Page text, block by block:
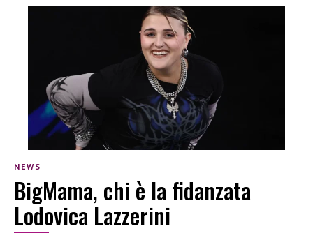
NEWS
BigMama, chi è la fidanzata
Lodovica Lazzerini